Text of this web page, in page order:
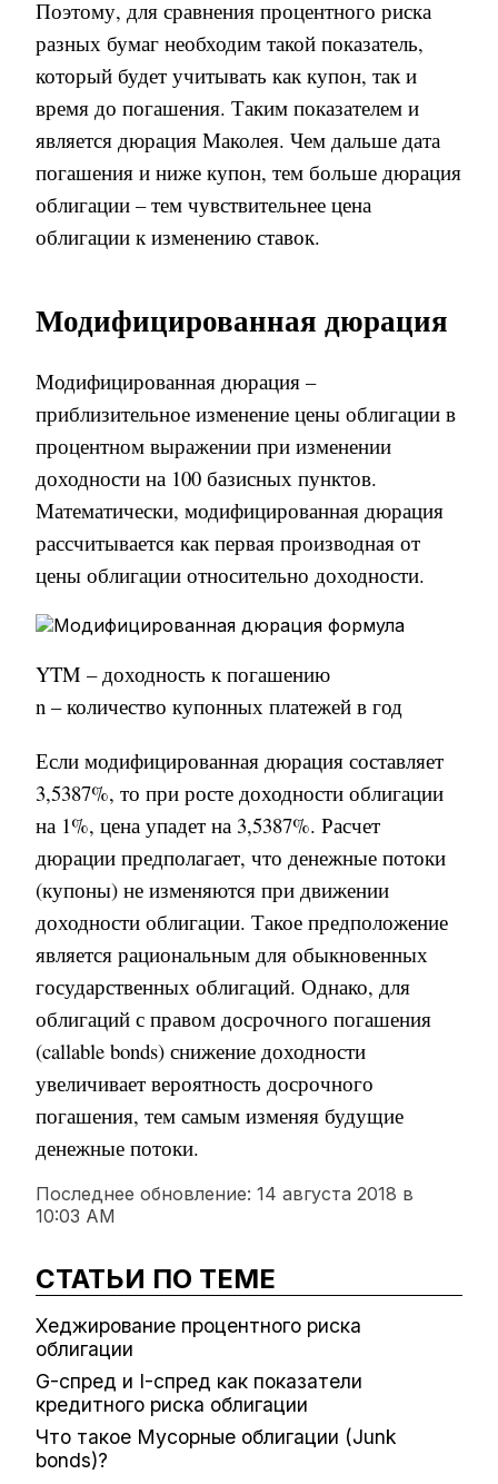
Поэтому, для сравнения процентного риска
разных бумаг необходим такой показатель,
который будет учитывать как купон, так и
время до погашения. Таким показателем и
является дюрация Маколея. Чем дальше дата
погашения и ниже купон, тем больше дюрация
облигации – тем чувствительнее цена
облигации к изменению ставок.
Модифицированная дюрация
Модифицированная дюрация –
приблизительное изменение цены облигации в
процентном выражении при изменении
доходности на 100 базисных пунктов.
Математически, модифицированная дюрация
рассчитывается как первая производная от
цены облигации относительно доходности.
YTM – доходность к погашению
n – количество купонных платежей в год
Если модифицированная дюрация составляет
3,5387%, то при росте доходности облигации
на 1%, цена упадет на 3,5387%. Расчет
дюрации предполагает, что денежные потоки
(купоны) не изменяются при движении
доходности облигации. Такое предположение
является рациональным для обыкновенных
государственных облигаций. Однако, для
облигаций с правом досрочного погашения
(callable bonds) снижение доходности
увеличивает вероятность досрочного
погашения, тем самым изменяя будущие
денежные потоки.
Последнее обновление: 14 августа 2018 в
10:03 AM
СТАТЬИ ПО ТЕМЕ
Хеджирование процентного риска
облигации
G-спред и I-спред как показатели
кредитного риска облигации
Что такое Мусорные облигации (Junk
bonds)?